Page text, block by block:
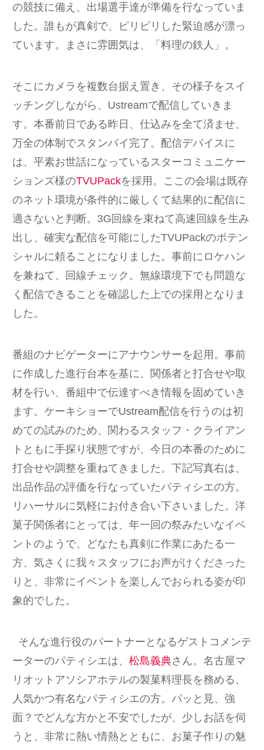
の競技に備え、出場選手達が準備を行なっていま
した。誰もが真剣で、ピリピリした緊迫感が漂っ
ています。まさに雰囲気は、「料理の鉄人」。
そこにカメラを複数台据え置き、その様子をスイ
ッチングしながら、Ustreamで配信していきま
す。本番前日である昨日、仕込みを全て済ませ、
万全の体制でスタンバイ完了。配信デバイスに
は、平素お世話になっているスターコミュニケー
ションズ様のTVUPackを採用。ここの会場は既存
のネット環境が条件的に厳しくて結果的に配信に
適さないと判断。3G回線を束ねて高速回線を生み
出し、確実な配信を可能にしたTVUPackのポテン
シャルに頼ることになりました。事前にロケハン
を兼ねて、回線チェック。無線環境下でも問題な
く配信できることを確認した上での採用となりま
した。
番組のナビゲーターにアナウンサーを起用。事前
に作成した進行台本を基に、関係者と打合せや取
材を行い、番組中で伝達すべき情報を固めていき
ます。ケーキショーでUstream配信を行うのは初
めての試みのため、関わるスタッフ・クライアン
トともに手探り状態ですが、今日の本番のために
打合せや調整を重ねてきました。下記写真右は、
出品作品の評価を行なっていたパティシエの方。
リハーサルに気軽にお付き合い下さいました。洋
菓子関係者にとっては、年一回の祭みたいなイベ
ントのようで、どなたも真剣に作業にあたる一
方、気さくに我々スタッフにお声がけくださった
りと、非常にイベントを楽しんでおられる姿が印
象的でした。
そんな進行役のパートナーとなるゲストコメンテ
ーターのパティシエは、 松島義典さん。名古屋マ
リオットアソシアホテルの製菓料理長を務める、
人気かつ有名なパティシエの方。パッと見、強
面？でどんな方かと不安でしたが、少しお話を伺
うと、非常に熱い情熱とともに、お菓子作りの魅